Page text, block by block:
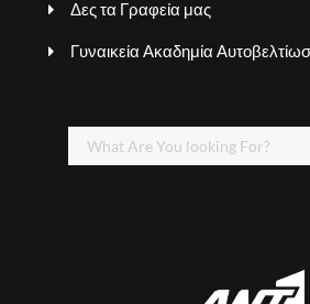
Δες τα Γραφεία μας
Γυναικεία Ακαδημία